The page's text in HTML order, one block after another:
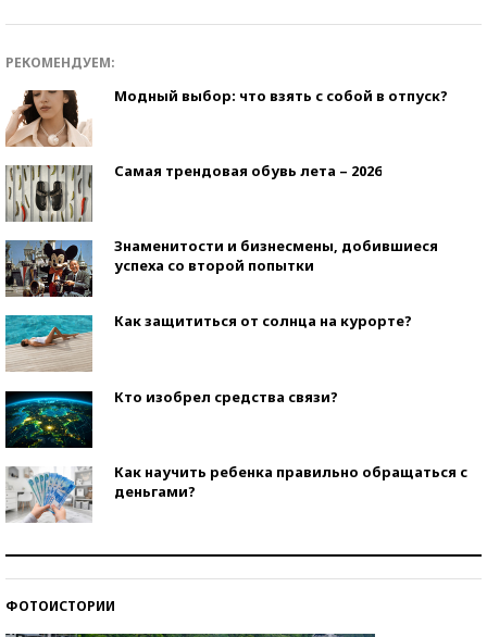
РЕКОМЕНДУЕМ:
Модный выбор: что взять с собой в отпуск?
Самая трендовая обувь лета – 2026
Знаменитости и бизнесмены, добившиеся
успеха со второй попытки
Как защититься от солнца на курорте?
Кто изобрел средства связи?
Как научить ребенка правильно обращаться с
деньгами?
ФОТОИСТОРИИ